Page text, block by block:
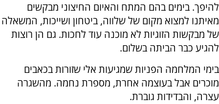
להיפך. בימים בהם המתח והאיום החיצוני מבקשים
מאיתנו למצוא מקום של שלווה, ביטחון ושייכות, המשאלה
של מבקשות הזוגיות לא מוכנה עוד לחכות. גם הן רוצות
להגיע כבר הביתה בשלום.
בימי המלחמה הפניות שמגיעות אלי שזורות בכאבים
מוכרים אבל בעוצמה אחרת, מספרת נחמה. מהשגרה
עצרה, והבדידות גוברת.